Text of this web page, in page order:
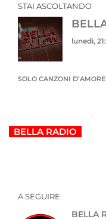
STAI ASCOLTANDO
lunedì,
SOLO CANZONI D’AMORE
BELLA RADIO
A SEGUIRE
BELLA